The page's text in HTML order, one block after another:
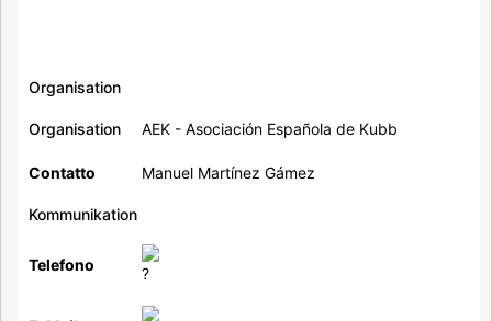
Organisation
Organisation AEK - Asociación Española de Kubb
Contatto Manuel Martínez Gámez
Kommunikation
Telefono